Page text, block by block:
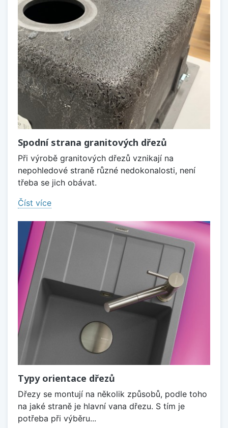
Spodní strana granitových dřezů
Při výrobě granitových dřezů vznikají na
nepohledové straně různé nedokonalosti, není
třeba se jich obávat.
Číst více
Typy orientace dřezů
Dřezy se montují na několik způsobů, podle toho
na jaké straně je hlavní vana dřezu. S tím je
potřeba při výběru...